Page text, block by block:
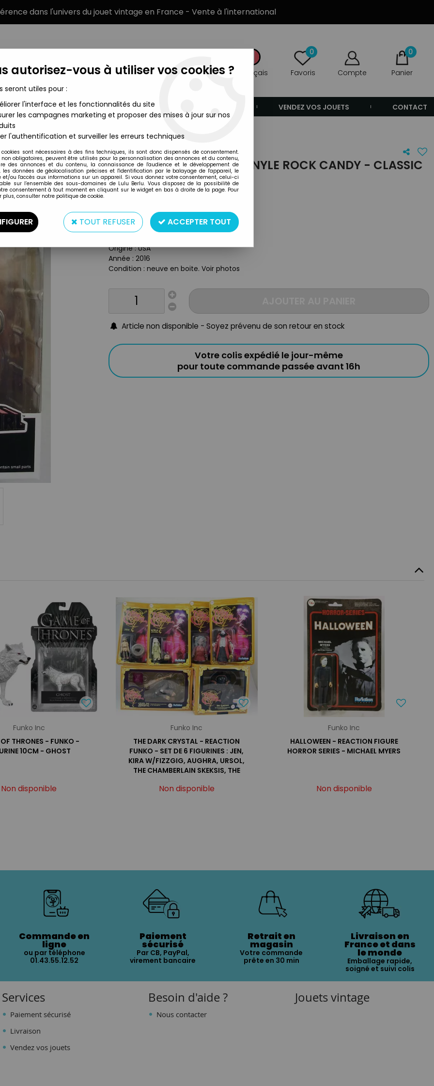
dans l'univers du jouet vintage en France - Vente à l'international
Français
0
Favoris Compte
0
Panier
MARQUES TYPE DE PRODUIT VENDEZ VOS JOUETS CONTACT
Rock Candy - Classic Comic Book Supergirl
Funko Inc
SUPERGIRL - FIGURINE VINYLE ROCK CANDY - CLASSIC
COMIC BOOK SUPERGIRL
Type : figurine vinyle
Matière : plastique
Origine : USA
Année : 2016
Condition : neuve en boite. Voir photos
Article non disponible - Soyez prévenu de son retour en stock
Votre colis expédié le jour-même
pour toute commande passée avant 16h
Funko Inc
THRONES - FUNKO -
10CM - GHOST
Non disponible
Funko Inc
THE DARK CRYSTAL - REACTION
FUNKO - SET DE 6 FIGURINES : JEN,
KIRA W/FIZZGIG, AUGHRA, URSOL,
THE CHAMBERLAIN SKEKSIS, THE
Non disponible
Funko Inc
HALLOWEEN - REACTION FIGURE
HORROR SERIES - MICHAEL MYERS
Non disponible
Commande en
ligne
ou par téléphone
01.43.55.12.52
Paiement
sécurisé
Par CB, PayPal,
virement bancaire
Retrait en
magasin
Votre commande
prête en 30 min
Livraison en
France et dans
le monde
Emballage rapide,
soigné et suivi colis
Services
Paiement sécurisé
Livraison
Vendez vos jouets
Besoin d'aide ?
Nous contacter
Jouets vintage
autorisez-vous à utiliser vos cookies ?
seront utiles pour :
l'interface et les fonctionnalités du site
les campagnes marketing et proposer des mises à jour sur nos
l'authentification et surveiller les erreurs techniques
cookies sont nécessaires à des fins techniques, ils sont donc dispensés de consentement.
non obligatoires, peuvent être utilisés pour la personnalisation des annonces et du contenu,
des annonces et du contenu, la connaissance de l'audience et le développement de
les données de géolocalisation précises et l'identification par le balayage de l'appareil, le
et/ou l'accès aux informations sur un appareil. Si vous donnez votre consentement, celui-ci
sur l’ensemble des sous-domaines de Lulu Berlu. Vous disposez de la possibilité de
consentement à tout moment en cliquant sur le widget en bas à droite de la page. Pour
plus, consulter notre politique de cookie.
TOUT REFUSER ACCEPTER TOUT